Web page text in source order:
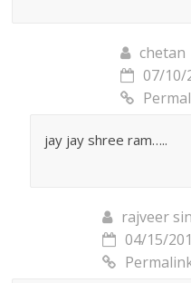
chetan
07/10/
jay jay shree ram…..
rajveer
04/15/